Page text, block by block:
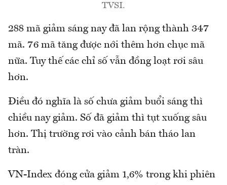
TVSI.
288 mã giảm sáng nay đã lan rộng thành 347
mã. 76 mã tăng được nới thêm hơn chục mã
nữa. Tuy thế các chỉ số vẫn đồng loạt rơi sâu
hơn.
Điều đó nghĩa là số chưa giảm buổi sáng thì
chiều nay giảm. Số đã giảm thì tụt xuống sâu
hơn. Thị trường rơi vào cảnh bán tháo lan
tràn.
VN-Index đóng cửa giảm 1,6% trong khi phiên